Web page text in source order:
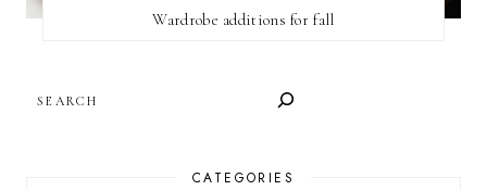
Wardrobe additions for fall
CATEGORIES